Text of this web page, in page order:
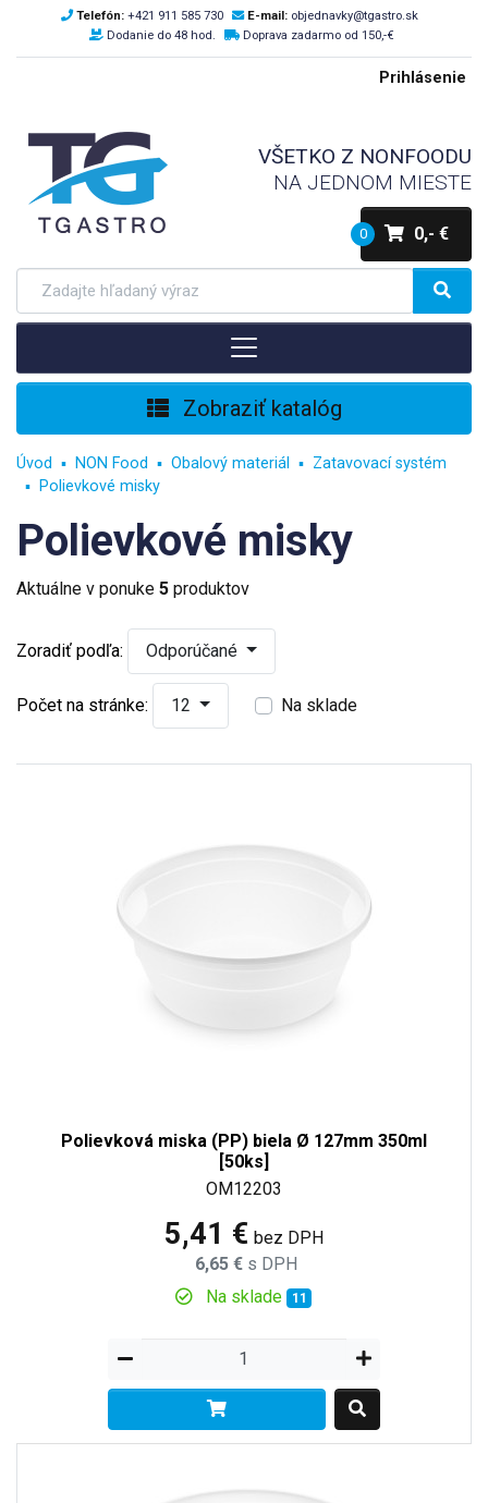
Telefón: +421 911 585 730 E-mail: objednavky@tgastro.sk
Dodanie do 48 hod.
Doprava zadarmo od 150,-€
Prihlásenie
VŠETKO Z NONFOODU
NA JEDNOM MIESTE
0 0,- €
Zobraziť katalóg
Úvod NON Food Obalový materiál
Zatavovací systém
Polievkové misky
Polievkové misky
Aktuálne v ponuke 5 produktov
Zoradiť podľa: Odporúčané
Počet na stránke: 12 Na sklade
Polievková miska (PP) biela Ø 127mm 350ml
[50ks]
OM12203
5,41 € bez DPH
6,65 € s DPH
Na sklade
11